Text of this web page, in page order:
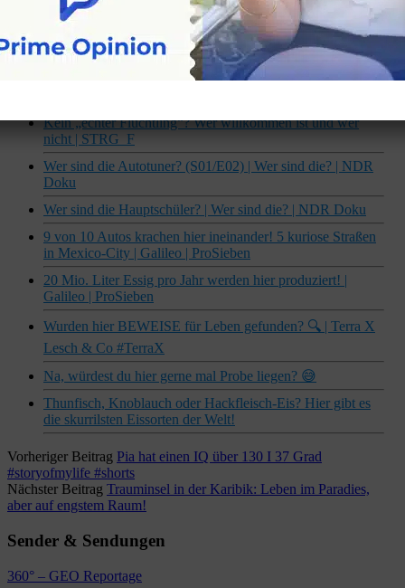
Unser Immunsystem – Wächter der Gesundheit | Doku HD
| ARTE
Roboter vs Meisterhand: Wer schlingt die besseren
Brezeln? | Galileo | ProSieben
Kein „echter Flüchtling“? Wer willkommen ist und wer
nicht | STRG_F
Wer sind die Autotuner? (S01/E02) | Wer sind die? | NDR
Doku
Wer sind die Hauptschüler? | Wer sind die? | NDR Doku
9 von 10 Autos krachen hier ineinander! 5 kuriose Straßen
in Mexico-City | Galileo | ProSieben
20 Mio. Liter Essig pro Jahr werden hier produziert! |
Galileo | ProSieben
Wurden hier BEWEISE für Leben gefunden? 🔍 | Terra X
Lesch & Co #TerraX
Na, würdest du hier gerne mal Probe liegen? 😅
Thunfisch, Knoblauch oder Hackfleisch-Eis? Hier gibt es
die skurrilsten Eissorten der Welt!
Vorheriger Beitrag Pia hat einen IQ über 130 I 37 Grad
#storyofmylife #shorts
Nächster Beitrag Trauminsel in der Karibik: Leben im Paradies,
aber auf engstem Raum!
Sender & Sendungen
360° – GEO Reportage